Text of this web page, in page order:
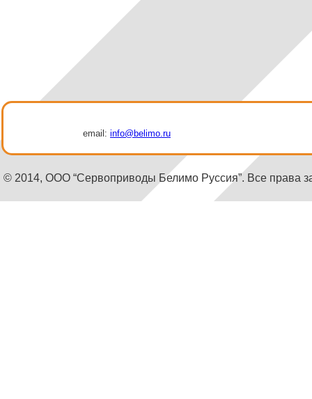
email: info@belimo.ru
© 2014, ООО “Сервоприводы Белимо Руссия”. Все права